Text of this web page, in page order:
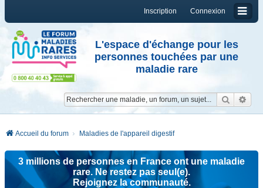
Connexion
Inscription
L'espace d'échange pour les
personnes touchées par une
maladie rare
Accueil du forum Maladies de l'appareil digestif
3 millions de personnes en France ont une maladie
rare. Ne restez pas seul(e).
Rejoignez la communauté.